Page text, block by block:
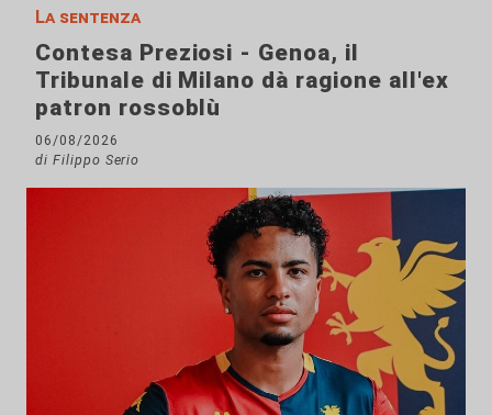
La sentenza
Contesa Preziosi - Genoa, il
Tribunale di Milano dà ragione all'ex
patron rossoblù
06/08/2026
di Filippo Serio